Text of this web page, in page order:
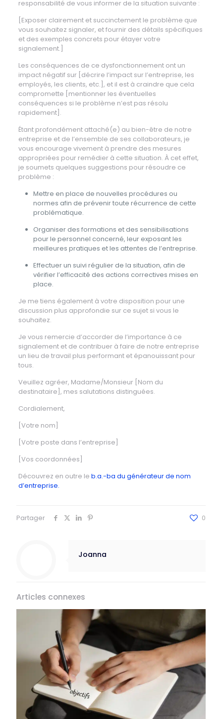
responsabilité de vous informer de la situation suivante :
[Exposer clairement et succinctement le problème que
vous souhaitez signaler, et fournir des détails spécifiques
et des exemples concrets pour étayer votre
signalement.]
Les conséquences de ce dysfonctionnement ont un
impact négatif sur [décrire l’impact sur l’entreprise, les
employés, les clients, etc.], et il est à craindre que cela
compromette [mentionner les éventuelles
conséquences si le problème n’est pas résolu
rapidement].
Étant profondément attaché(e) au bien-être de notre
entreprise et de l’ensemble de ses collaborateurs, je
vous encourage vivement à prendre des mesures
appropriées pour remédier à cette situation. À cet effet,
je soumets quelques suggestions pour résoudre ce
problème :
Mettre en place de nouvelles procédures ou
normes afin de prévenir toute récurrence de cette
problématique.
Organiser des formations et des sensibilisations
pour le personnel concerné, leur exposant les
meilleures pratiques et les attentes de l’entreprise.
Effectuer un suivi régulier de la situation, afin de
vérifier l’efficacité des actions correctives mises en
place.
Je me tiens également à votre disposition pour une
discussion plus approfondie sur ce sujet si vous le
souhaitez.
Je vous remercie d’accorder de l’importance à ce
signalement et de contribuer à faire de notre entreprise
un lieu de travail plus performant et épanouissant pour
tous.
Veuillez agréer, Madame/Monsieur [Nom du
destinataire], mes salutations distinguées.
Cordialement,
[Votre nom]
[Votre poste dans l’entreprise]
[Vos coordonnées]
Découvrez en outre le b.a.-ba du générateur de nom
d’entreprise.
Partager 0
Joanna
Articles connexes